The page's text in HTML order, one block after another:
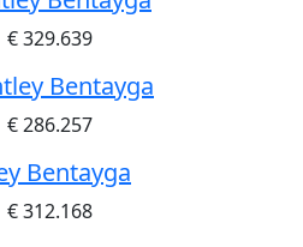
€ 329.639
Bentayga
€ 286.257
Bentayga
€ 312.168